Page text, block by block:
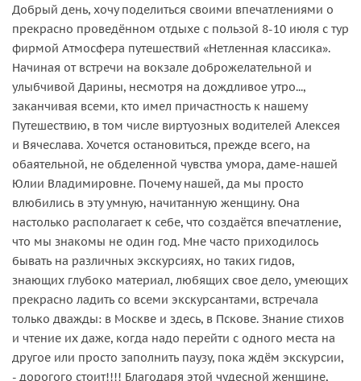
Добрый день, хочу поделиться своими впечатлениями о
прекрасно проведённом отдыхе с пользой 8-10 июля с тур
фирмой Атмосфера путешествий «Нетленная классика».
Начиная от встречи на вокзале доброжелательной и
улыбчивой Дарины, несмотря на дождливое утро...,
заканчивая всеми, кто имел причастность к нашему
Путешествию, в том числе виртуозных водителей Алексея
и Вячеслава. Хочется остановиться, прежде всего, на
обаятельной, не обделенной чувства умора, даме-нашей
Юлии Владимировне. Почему нашей, да мы просто
влюбились в эту умную, начитанную женщину. Она
настолько располагает к себе, что создаётся впечатление,
что мы знакомы не один год. Мне часто приходилось
бывать на различных экскурсиях, но таких гидов,
знающих глубоко материал, любящих свое дело, умеющих
прекрасно ладить со всеми экскурсантами, встречала
только дважды: в Москве и здесь, в Пскове. Знание стихов
и чтение их даже, когда надо перейти с одного места на
другое или просто заполнить паузу, пока ждём экскурсии,
- дорогого стоит!!!! Благодаря этой чудесной женщине,